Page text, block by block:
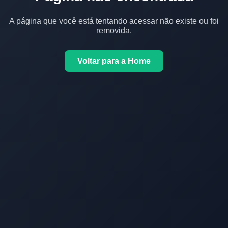
A página que você está tentando acessar não existe ou foi
removida.
Voltar para a Home